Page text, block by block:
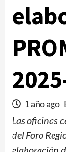
1 año ago
Las oficinas
del Foro
elaboración